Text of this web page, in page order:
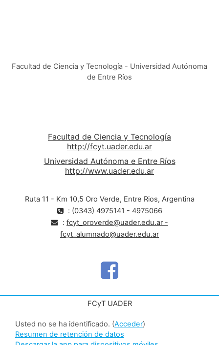
Facultad de Ciencia y Tecnología - Universidad Autónoma
de Entre Ríos
Facultad de Ciencia y Tecnología
http://fcyt.uader.edu.ar
Universidad Autónoma e Entre Ríos
http://www.uader.edu.ar
Ruta 11 - Km 10,5 Oro Verde, Entre Rios, Argentina
: (0343) 4975141 - 4975066
: fcyt_oroverde@uader.edu.ar -
fcyt_alumnado@uader.edu.ar
FCyT UADER
Usted no se ha identificado. (Acceder)
Resumen de retención de datos